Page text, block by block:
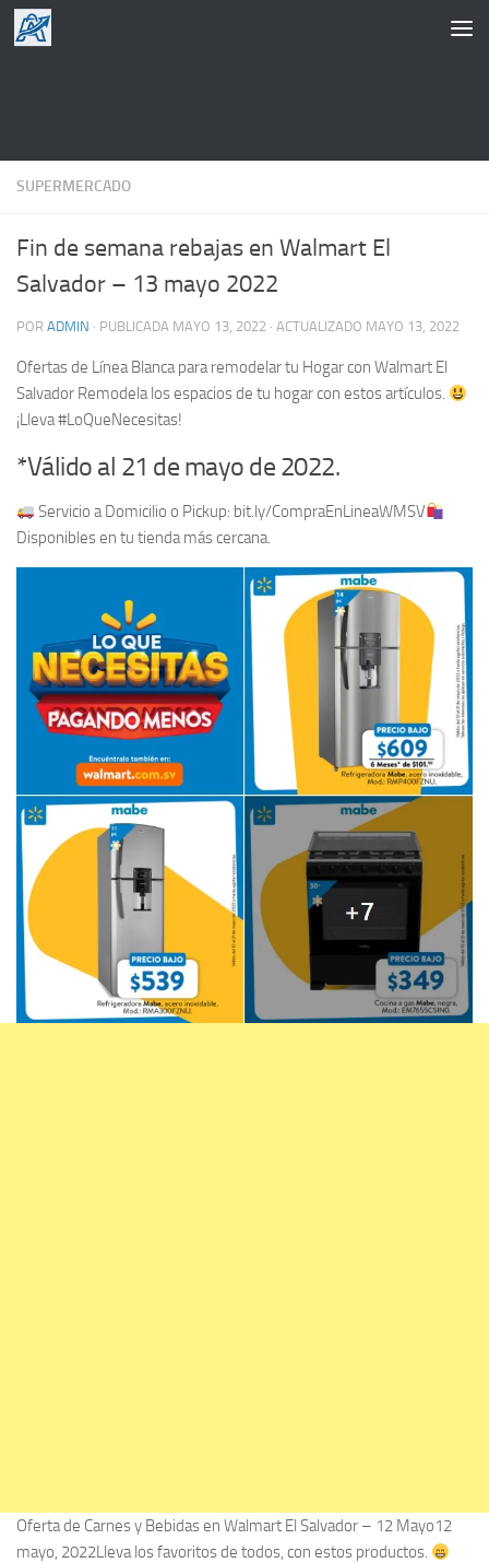
Saltar al contenido
SUPERMERCADO
Fin de semana rebajas en Walmart El
Salvador – 13 mayo 2022
POR ADMIN · PUBLICADA MAYO 13, 2022 · ACTUALIZADO MAYO 13, 2022
Ofertas de Línea Blanca para remodelar tu Hogar con Walmart El
Salvador Remodela los espacios de tu hogar con estos artículos.
¡Lleva #LoQueNecesitas!
*Válido al 21 de mayo de 2022.
Servicio a Domicilio o Pickup: bit.ly/CompraEnLineaWMSV
Disponibles en tu tienda más cercana.
Oferta de Carnes y Bebidas en Walmart El Salvador – 12 Mayo12
mayo, 2022Lleva los favoritos de todos, con estos productos.